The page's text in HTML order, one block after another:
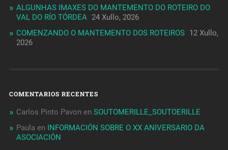
ALGUNHAS IMAXES DO MANTEMENTO DO ROTEIRO DO
VAL DO RÍO TÓRDEA 24 Xullo, 2026
COMENZANDO O MANTEMENTO DOS ROTEIROS 12 Xullo,
2026
COMENTARIOS RECENTES
Carlos Pinto Pavon en SOUTOMERILLE_SOUTOERILLE
Paula en INFORMACIÓN SOBRE O XX ANIVERSARIO DA
ASOCIACIÓN